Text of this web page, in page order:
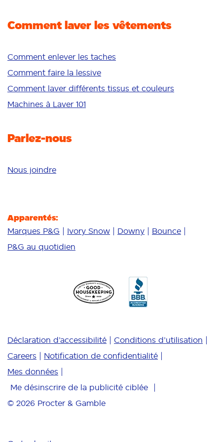
Fraîcheur/parfum
Couleurs vives
Peau sensible
Additifs
Nettoyage en profondeur
Comment laver les vêtements
Comment enlever les taches
Comment faire la lessive
Comment laver différents tissus et couleurs
Machines à Laver 101
Parlez-nous
Nous joindre
Apparentés:
Marques P&G Ivory Snow Downy
Bounce
P&G au quotidien
Déclaration d’accessibilité
Conditions d’utilisation
Careers
Notification de confidentialité
Mes données
Me désinscrire de la publicité ciblée
© 2026 Procter & Gamble